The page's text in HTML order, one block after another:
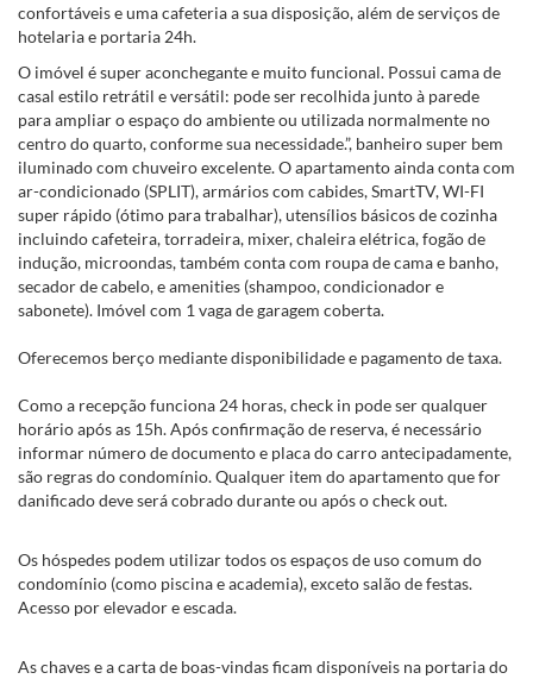
confortáveis e uma cafeteria a sua disposição, além de serviços de
hotelaria e portaria 24h.
O imóvel é super aconchegante e muito funcional. Possui cama de
casal estilo retrátil e versátil: pode ser recolhida junto à parede
para ampliar o espaço do ambiente ou utilizada normalmente no
centro do quarto, conforme sua necessidade.”, banheiro super bem
iluminado com chuveiro excelente. O apartamento ainda conta com
ar-condicionado (SPLIT), armários com cabides, SmartTV, WI-FI
super rápido (ótimo para trabalhar), utensílios básicos de cozinha
incluindo cafeteira, torradeira, mixer, chaleira elétrica, fogão de
indução, microondas, também conta com roupa de cama e banho,
secador de cabelo, e amenities (shampoo, condicionador e
sabonete). Imóvel com 1 vaga de garagem coberta.
Oferecemos berço mediante disponibilidade e pagamento de taxa.
Como a recepção funciona 24 horas, check in pode ser qualquer
horário após as 15h. Após confirmação de reserva, é necessário
informar número de documento e placa do carro antecipadamente,
são regras do condomínio. Qualquer item do apartamento que for
danificado deve será cobrado durante ou após o check out.
Os hóspedes podem utilizar todos os espaços de uso comum do
condomínio (como piscina e academia), exceto salão de festas.
Acesso por elevador e escada.
As chaves e a carta de boas-vindas ficam disponíveis na portaria do